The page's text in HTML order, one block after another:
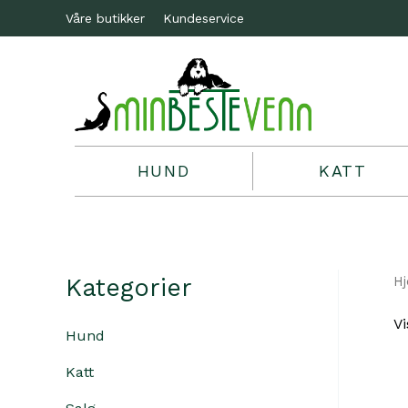
Våre butikker Kundeservice
HUND KATT
Kategorier
Hund
Katt